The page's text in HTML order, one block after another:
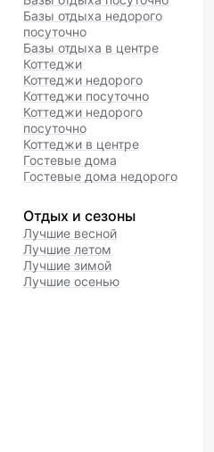
Базы отдыха недорого
посуточно
Базы отдыха в центре
Коттеджи
Коттеджи недорого
Коттеджи посуточно
Коттеджи недорого
посуточно
Коттеджи в центре
Гостевые дома
Гостевые дома недорого
Отдых и сезоны
Лучшие весной
Лучшие летом
Лучшие зимой
Лучшие осенью